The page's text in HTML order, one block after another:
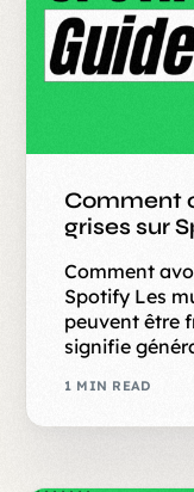
Comment
grises sur
Comment
Spotify Les
peuvent être
signifie
1 MIN READ